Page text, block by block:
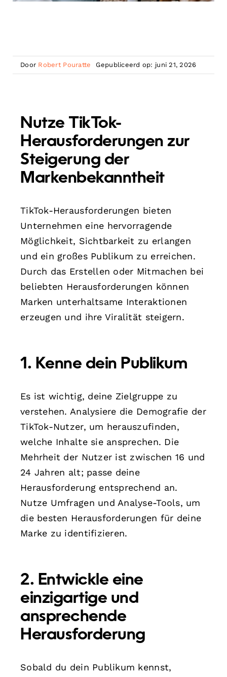
Door Robert Pouratte Gepubliceerd op: juni 21, 2026
Nutze TikTok-
Herausforderungen zur
Steigerung der
Markenbekanntheit
TikTok-Herausforderungen bieten
Unternehmen eine hervorragende
Möglichkeit, Sichtbarkeit zu erlangen
und ein großes Publikum zu erreichen.
Durch das Erstellen oder Mitmachen bei
beliebten Herausforderungen können
Marken unterhaltsame Interaktionen
erzeugen und ihre Viralität steigern.
1. Kenne dein Publikum
Es ist wichtig, deine Zielgruppe zu
verstehen. Analysiere die Demografie der
TikTok-Nutzer, um herauszufinden,
welche Inhalte sie ansprechen. Die
Mehrheit der Nutzer ist zwischen 16 und
24 Jahren alt; passe deine
Herausforderung entsprechend an.
Nutze Umfragen und Analyse-Tools, um
die besten Herausforderungen für deine
Marke zu identifizieren.
2. Entwickle eine
einzigartige und
ansprechende
Herausforderung
Sobald du dein Publikum kennst,